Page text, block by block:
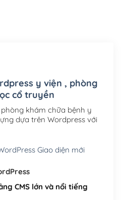
.net .org (1 năm)
(+300,000₫)
(1 năm)(+550,000₫)
(+450,000₫)
(+950,000₫)
y viện , phòng
cổ truyền
khám chữa bệnh y
dựa trên Wordpress với
Giao diện mới
CMS lớn và nổi tiếng